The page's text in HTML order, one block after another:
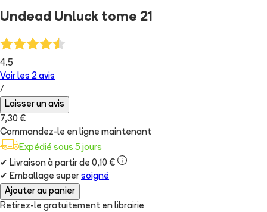
Undead Unluck tome 21
4.5
Voir les 2 avis
/
Laisser un avis
7,30 €
Commandez-le en ligne maintenant
Expédié sous 5 jours
✔ Livraison à partir de 0,10 €
✔ Emballage super soigné
Ajouter au panier
Retirez-le gratuitement en librairie